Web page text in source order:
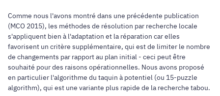
Comme nous l'avons montré dans une précédente publication
(MCO 2015), les méthodes de résolution par recherche locale
s'appliquent bien à l'adaptation et la réparation car elles
favorisent un critère supplémentaire, qui est de limiter le nombre
de changements par rapport au plan initial - ceci peut être
souhaité pour des raisons opérationnelles. Nous avons proposé
en particulier l'algorithme du taquin à potentiel (ou 15-puzzle
algorithm), qui est une variante plus rapide de la recherche tabou.